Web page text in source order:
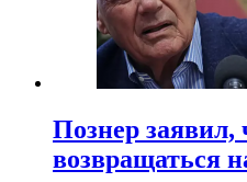
Познер заявил,
возвращаться